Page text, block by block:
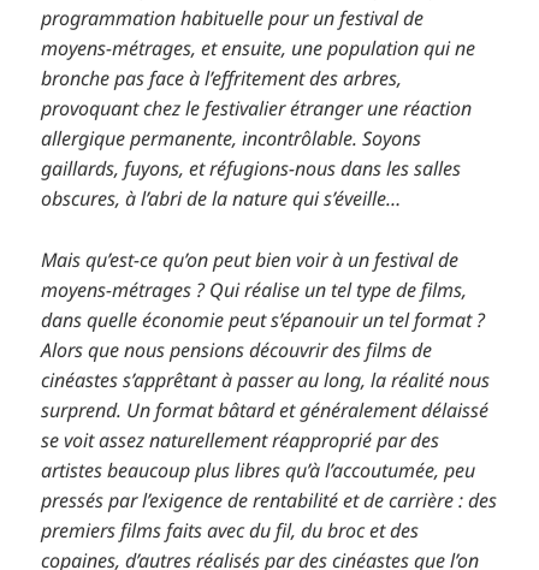
programmation habituelle pour un festival de
moyens-métrages, et ensuite, une population qui ne
bronche pas face à l’effritement des arbres,
provoquant chez le festivalier étranger une réaction
allergique permanente, incontrôlable. Soyons
gaillards, fuyons, et réfugions-nous dans les salles
obscures, à l’abri de la nature qui s’éveille…
Mais qu’est-ce qu’on peut bien voir à un festival de
moyens-métrages ? Qui réalise un tel type de films,
dans quelle économie peut s’épanouir un tel format ?
Alors que nous pensions découvrir des films de
cinéastes s’apprêtant à passer au long, la réalité nous
surprend. Un format bâtard et généralement délaissé
se voit assez naturellement réapproprié par des
artistes beaucoup plus libres qu’à l’accoutumée, peu
pressés par l’exigence de rentabilité et de carrière : des
premiers films faits avec du fil, du broc et des
copaines, d’autres réalisés par des cinéastes que l’on